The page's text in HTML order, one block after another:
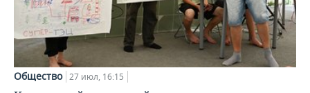
Общество 27 июл, 16:15